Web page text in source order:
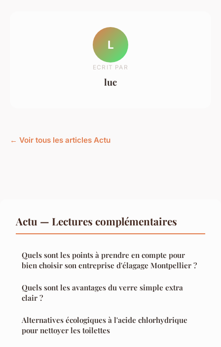
L
ECRIT PAR
luc
← Voir tous les articles Actu
Actu — Lectures complémentaires
Quels sont les points à prendre en compte pour
bien choisir son entreprise d'élagage Montpellier ?
Quels sont les avantages du verre simple extra
clair ?
Alternatives écologiques à l'acide chlorhydrique
pour nettoyer les toilettes